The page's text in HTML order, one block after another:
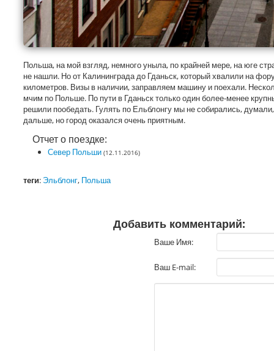
Польша, на мой взгляд, немного уныла, по крайней мере, на юге
не нашли. Но от Калининграда до Гданьск, который хвалили на
километров. Визы в наличии, заправляем машину и поехали.
мчим по Польше. По пути в Гданьск только один более-менее
решили пообедать. Гулять по Ельблонгу мы не собирались,
дальше, но город оказался очень приятным.
Отчет о поездке:
Север Польши (12.11.2016)
теги: Эльблонг, Польша
Добавить комментарий:
Ваше Имя:
Ваш E-mail: